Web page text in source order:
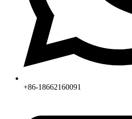
+86-18662160091